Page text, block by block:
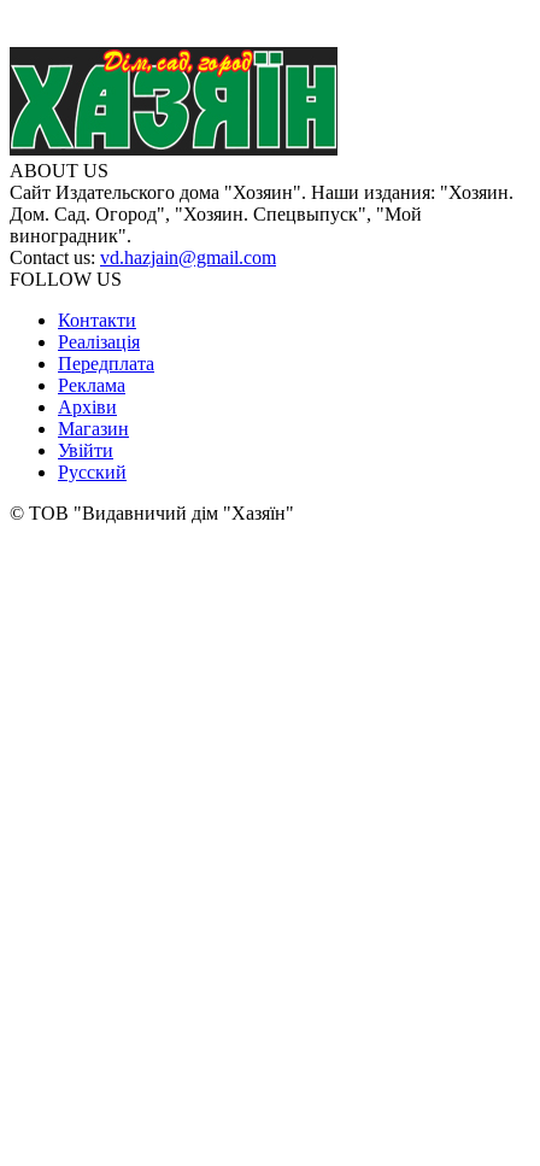
ABOUT US
Сайт Издательского дома "Хозяин". Наши издания: "Хозяин.
Дом. Сад. Огород", "Хозяин. Спецвыпуск", "Мой
виноградник".
Contact us: vd.hazjain@gmail.com
FOLLOW US
Контакти
Реалізація
Передплата
Реклама
Архіви
Магазин
Увійти
Русский
© ТОВ "Видавничий дім "Хазяїн"